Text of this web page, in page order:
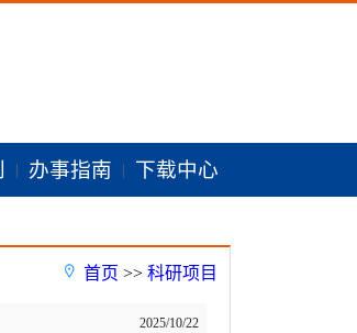
| 办事指南 | 下载中心
首页 >>科研项目
2025/10/22